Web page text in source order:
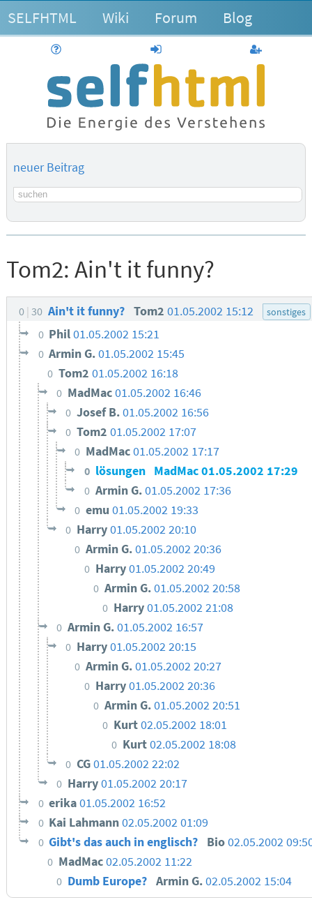
SELFHTML Wiki Forum Blog
anmelden
neuer Beitrag
Suchbegriff
Tom2: Ain't it funny?
0 30 Ain't it funny? Tom2 01.05.2002 15:12 sonstiges
0 Phil01.05.2002 15:21
0 Armin G.01.05.2002 15:45
0 Tom2 01.05.2002 16:18
0 MadMac01.05.2002 16:46
0 Josef B.01.05.2002 16:56
0 Tom201.05.2002 17:07
0 MadMac01.05.2002 17:17
0 lösungen MadMac01.05.2002 17:29
0 Armin G.01.05.2002 17:36
0 emu01.05.2002 19:33
0 Harry01.05.2002 20:10
0 Armin G.01.05.2002 20:36
0 Harry01.05.2002 20:49
0 Armin G.01.05.2002 20:58
0 Harry01.05.2002 21:08
0 Armin G.01.05.2002 16:57
0 Harry01.05.2002 20:15
0 Armin G.01.05.2002 20:27
0 Harry01.05.2002 20:36
0 Armin G.01.05.2002 20:51
0 Kurt02.05.2002 18:01
0 Kurt02.05.2002 18:08
0 CG01.05.2002 22:02
0 Harry01.05.2002 20:17
0 erika01.05.2002 16:52
0 Kai Lahmann02.05.2002 01:09
0 Gibt's das auch in englisch? Bio02.05.2002
0 MadMac02.05.2002 11:22
0 Dumb Europe? Armin G.02.05.2002 15:04